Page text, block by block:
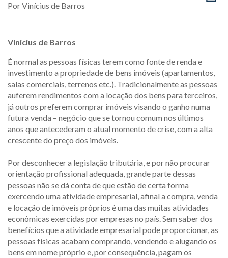
PorVinícius de Barros
Vinicius de Barros
É normal as pessoas físicas terem como fonte de renda e
investimento a propriedade de bens imóveis (apartamentos,
salas comerciais, terrenos etc.). Tradicionalmente as pessoas
auferem rendimentos com a locação dos bens para terceiros,
já outros preferem comprar imóveis visando o ganho numa
futura venda – negócio que se tornou comum nos últimos
anos que antecederam o atual momento de crise, com a alta
crescente do preço dos imóveis.
Por desconhecer a legislação tributária, e por não procurar
orientação profissional adequada, grande parte dessas
pessoas não se dá conta de que estão de certa forma
exercendo uma atividade empresarial, afinal a compra, venda
e locação de imóveis próprios é uma das muitas atividades
econômicas exercidas por empresas no país. Sem saber dos
benefícios que a atividade empresarial pode proporcionar, as
pessoas físicas acabam comprando, vendendo e alugando os
bens em nome próprio e, por consequência, pagam os